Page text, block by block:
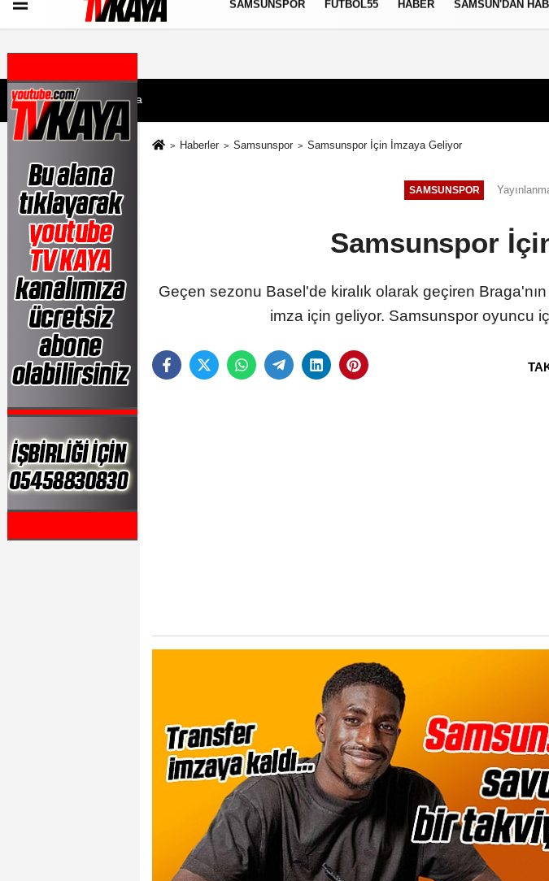
İletişim Çerez Politikası
SAMSUNSPOR FUTBOL55 HABER SAMSUN'DAN
7 Ağustos 2026, Cuma
Haberler Samsunspor Samsunspor İçin İmzaya Geliyor
SAMSUNSPOR
Samsunspor
Geçen sezonu Basel'de kiralık olarak geçiren
imza için geliyor. Samsunspor oyuncu